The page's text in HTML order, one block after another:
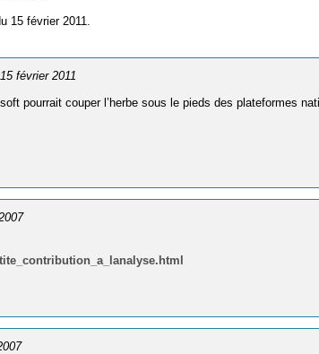
15 février 2011.
février 2011
pour­rait cou­per l’herbe sous le pieds des pla­te­formes